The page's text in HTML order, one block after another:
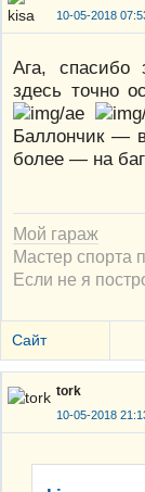
10-05-2018
Ага,
здесь точно
Баллончик —
более — на
Мой гараж
Мастер спорта
Если не я
Сайт
tork
10-05-2018